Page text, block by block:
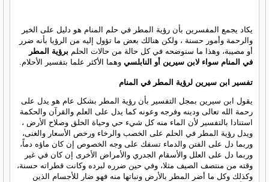
يكاد يجمع المفسرين بأن رؤية المطر في حلم المنام هو دليل على الخير
والرحمة وأمور حسنة ، ولكن هنالك بعض ما تؤول إليه من الرؤيا بأنه ضرر
أو مصيبة، وهذا ما سنوضحه في كل حالة من حالات الحلم برؤية المطر
في المنام سواء لابن سيرين أو النابلسي وهما الأكثر علما بتفسير الأحلام.
تفسير ابن سيرين لرؤية المطر في المنام
يقول ابن سيرين بمجل التفسير بأن رؤية المطر بشكل عام هو يدل على
رحمة الله تعالى ودينه وفرجه وعونه كما يدل على العلم والقرآن والحكمة
استنادا بالتفسير لأن الماء منه كل شيء حي وحياة الخلق وصلاح الأرض ،
ويدل رؤية المطر في الحلم على الخصب والرخاء ورخص الأسعار والغنى،
وربما دل على الفتن والدماء تسفك على وجه الخصوص إن كان ماؤه دماً،
وربما دل على العلل والأسقام الجدري والأمراض الأخرى إن كان في غير
وقته من منتصف الصيف مثلا، وفي حين ضرره لبرده وكانت قطراته حسنة،
وكذلك وكل ما أضر المطر بالأرض ونباتها منه فهو ضار للأجسام الذين